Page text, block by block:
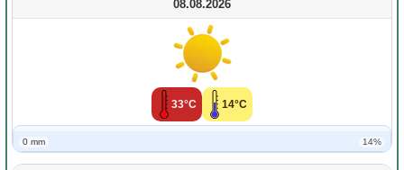
08.08.2026
33°C 14°C
0 mm 14%